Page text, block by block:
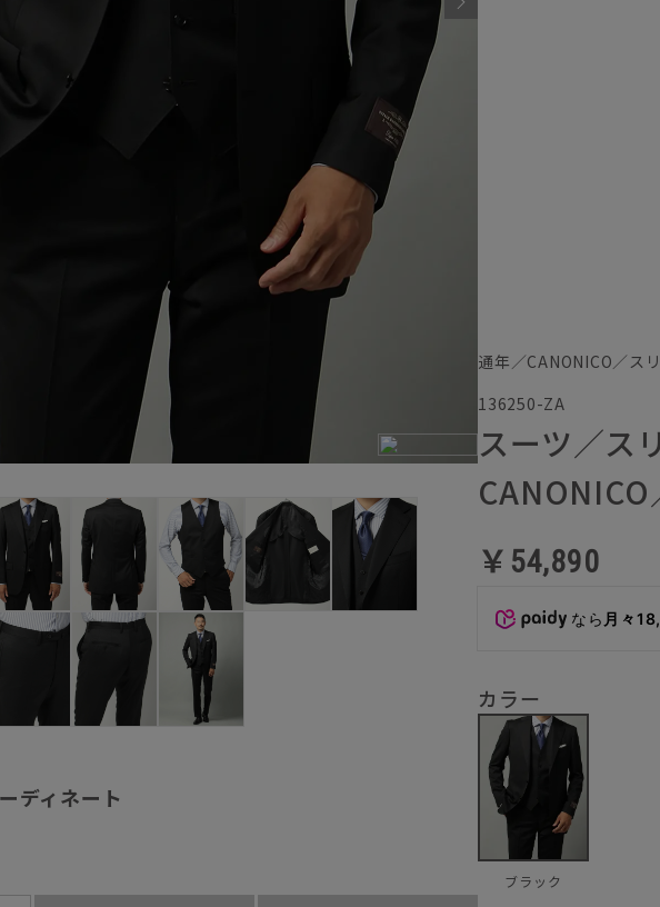
ディネート
通年／CANONICO／ス
136250-ZA
スーツ／ス
￥54,890
なら 月々
カラー
ブラック